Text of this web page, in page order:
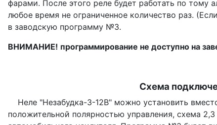
фарами. После этого реле будет работать по
любое время не ограниченное количество раз.
в заводскую программу №3.
ВНИМАНИЕ! программирование не доступно на
Схема
Hеле "Незабудка-3-12В" можно установить
положительной полярностью управления, схема